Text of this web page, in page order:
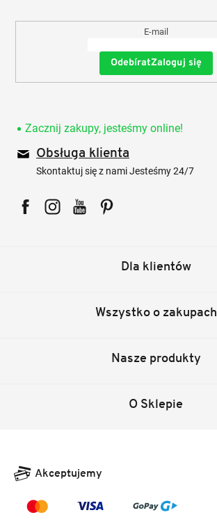
E-mail
Zaloguj się
Zacznij zakupy, jesteśmy online!
Obsługa klienta
Skontaktuj się z nami Jesteśmy 24/7
Dla klientów
Wszystko o zakupach
Nasze produkty
O Sklepie
Akceptujemy